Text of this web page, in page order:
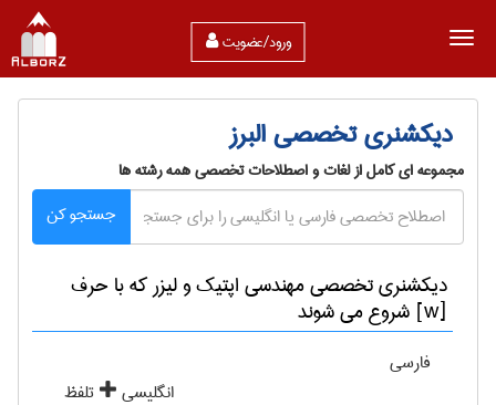
ورود/عضویت
دیکشنری تخصصی البرز
مجموعه ای کامل از لغات و اصطلاحات تخصصی همه رشته ها
جستجو کن
دیکشنری تخصصی مهندسی اپتیک و لیزر که با حرف
[w] شروع می شوند
فارسی
انگلیسی
تلفظ